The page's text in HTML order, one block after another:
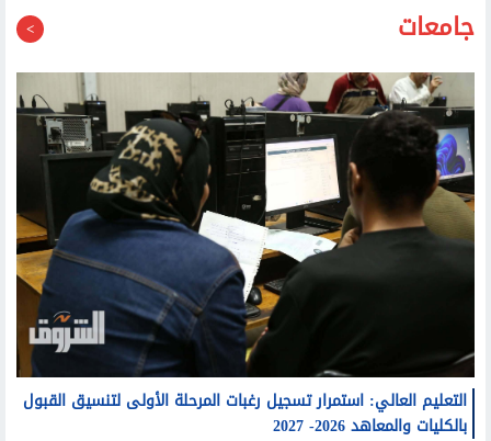
جامعات
التعليم العالي: استمرار تسجيل رغبات المرحلة الأولى لتنسيق القبول
بالكليات والمعاهد 2026- 2027